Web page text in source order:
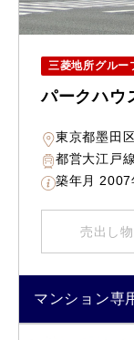
三菱地所グルー
パークハウ
東京都墨田
都営大江戸
築年月 2007
売出し
マンション専